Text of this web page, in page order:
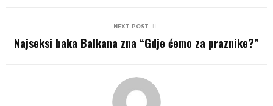
NEXT POST
Najseksi baka Balkana zna “Gdje ćemo za praznike?”